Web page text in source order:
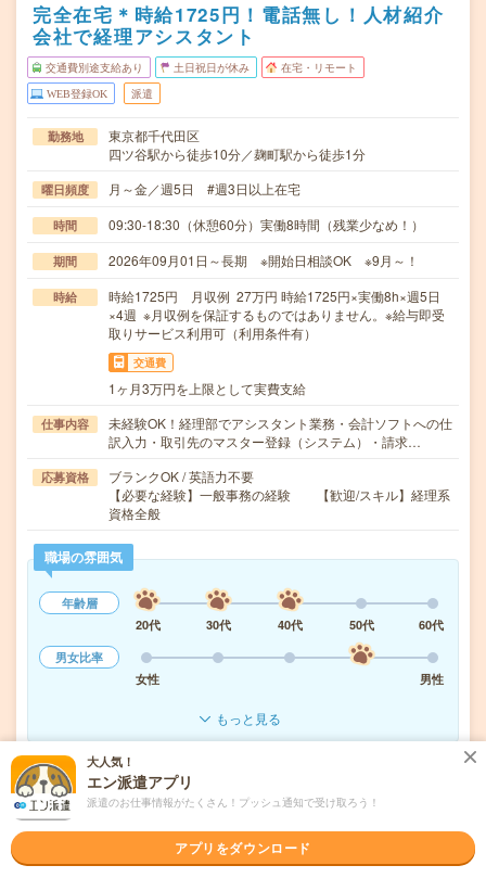
完全在宅＊時給1725円！電話無し！人材紹介
会社で経理アシスタント
交通費別途支給あり 土日祝日が休み 在宅・リモート
WEB登録OK 派遣
勤務地
東京都千代田区
四ツ谷駅から徒歩10分／麹町駅から徒歩1分
曜日頻度 月～金／週5日 #週3日以上在宅
時間 09:30-18:30（休憩60分）実働8時間（残業少なめ！）
期間 2026年09月01日～長期 ※開始日相談OK ※9月～！
時給
時給1725円 月収例 27万円 時給1725円×実働8h×週5日
×4週 ※月収例を保証するものではありません。※給与即受
取りサービス利用可（利用条件有）
交通費
1ヶ月3万円を上限として実費支給
仕事内容
未経験OK！経理部でアシスタント業務・会計ソフトへの仕
訳入力・取引先のマスター登録（システム）・請求…
応募資格
ブランクOK / 英語力不要
【必要な経験】一般事務の経験 【歓迎/スキル】経理系
資格全般
職場の雰囲気
年齢層
20代
30代 40代 50代
60代
男女比率
女性
男性
もっと見る
気になる!
派遣会社 株式会社リクルートスタッフィング
大人気！
エン派遣アプリ
派遣のお仕事情報がたくさん！プッシュ通知で受け取ろう！
アプリをダウンロード